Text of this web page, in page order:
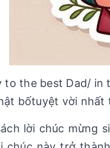
to the best Dad/
bốtuyệt vời
lời chúc mừng